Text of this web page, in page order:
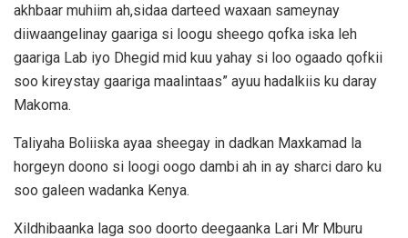
akhbaar muhiim ah,sidaa darteed waxaan sameynay
diiwaangelinay gaariga si loogu sheego qofka iska leh
gaariga Lab iyo Dhegid mid kuu yahay si loo ogaado qofkii
soo kireystay gaariga maalintaas” ayuu hadalkiis ku daray
Makoma.
Taliyaha Boliiska ayaa sheegay in dadkan Maxkamad la
horgeyn doono si loogi oogo dambi ah in ay sharci daro ku
soo galeen wadanka Kenya.
Xildhibaanka laga soo doorto deegaanka Lari Mr Mburu